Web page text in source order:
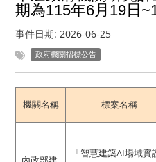
期為115年6月19日
事件日期: 2026-06-25
政府機關招標公告
機關名稱 標案名稱
「智慧建築AI場域實